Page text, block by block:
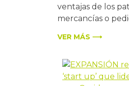
ventajas de los
mercancías o
VER MÁS ⟶